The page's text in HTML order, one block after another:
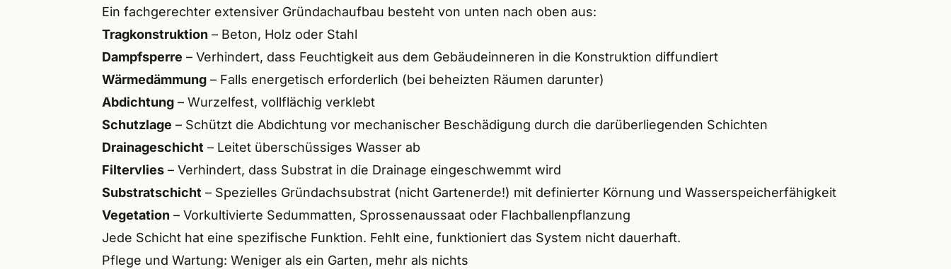
Ein fachgerechter extensiver Gründachaufbau besteht von unten nach oben aus:
Tragkonstruktion – Beton, Holz oder Stahl
Dampfsperre – Verhindert, dass Feuchtigkeit aus dem Gebäudeinneren in die Konstruktion diffundiert
Wärmedämmung – Falls energetisch erforderlich (bei beheizten Räumen darunter)
Abdichtung – Wurzelfest, vollflächig verklebt
Schutzlage – Schützt die Abdichtung vor mechanischer Beschädigung durch die darüberliegenden Schichten
Drainageschicht – Leitet überschüssiges Wasser ab
Filtervlies – Verhindert, dass Substrat in die Drainage eingeschwemmt wird
Substratschicht – Spezielles Gründachsubstrat (nicht Gartenerde!) mit definierter Körnung und Wasserspeicherfähigkeit
Vegetation – Vorkultivierte Sedummatten, Sprossenaussaat oder Flachballenpflanzung
Jede Schicht hat eine spezifische Funktion. Fehlt eine, funktioniert das System nicht dauerhaft.
Pflege und Wartung: Weniger als ein Garten, mehr als nichts